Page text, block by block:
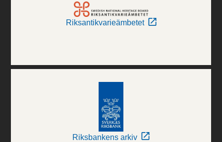
Riksantikvarieämbetet
Riksbankens arkiv